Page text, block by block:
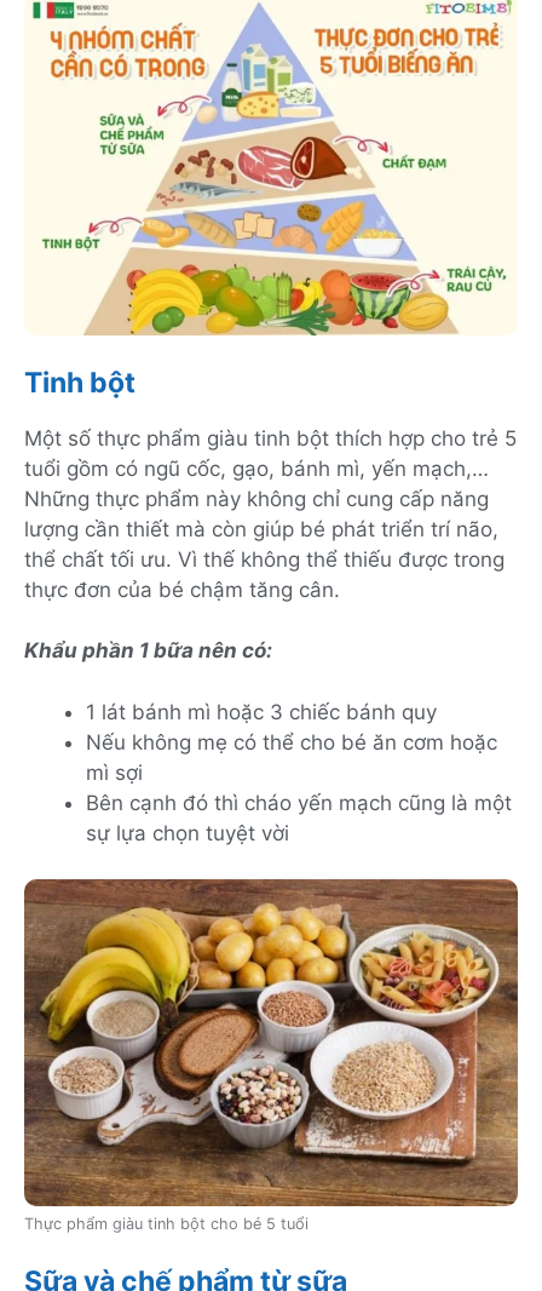
Tinh bột
Một số thực phẩm giàu tinh bột thích hợp cho trẻ 5
tuổi gồm có ngũ cốc, gạo, bánh mì, yến mạch,…
Những thực phẩm này không chỉ cung cấp năng
lượng cần thiết mà còn giúp bé phát triển trí não,
thể chất tối ưu. Vì thế không thể thiếu được trong
thực đơn của bé chậm tăng cân.
Khẩu phần 1 bữa nên có:
1 lát bánh mì hoặc 3 chiếc bánh quy
Nếu không mẹ có thể cho bé ăn cơm hoặc
mì sợi
Bên cạnh đó thì cháo yến mạch cũng là một
sự lựa chọn tuyệt vời
Thực phẩm giàu tinh bột cho bé 5 tuổi
Sữa và chế phẩm từ sữa